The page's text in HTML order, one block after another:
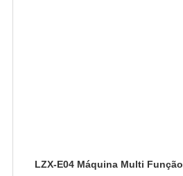
LZX-E04 Máquina Multi Função